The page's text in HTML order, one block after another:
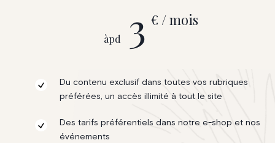
àpd 3 € / mois
Du contenu exclusif dans toutes vos rubriques
préférées, un accès illimité à tout le site
Des tarifs préférentiels dans notre e-shop et nos
événements